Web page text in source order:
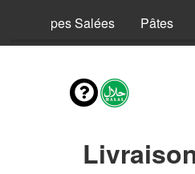
Crêpes Salées Pâtes